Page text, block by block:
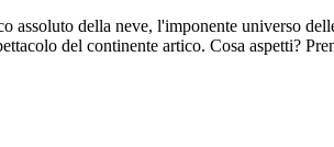
assoluto della neve, l'imponente universo
del continente artico. Cosa aspetti?